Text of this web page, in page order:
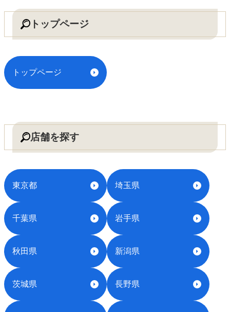
トップページ
トップページ
店舗を探す
東京都 埼玉県
千葉県 岩手県
秋田県 新潟県
茨城県 長野県